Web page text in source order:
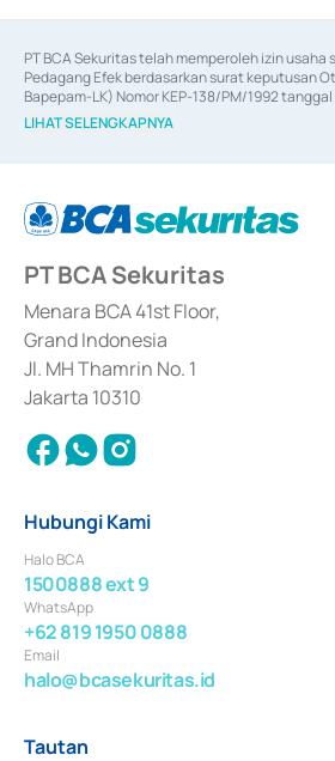
PT BCA Sekuritas telah memperoleh izin usaha
Pedagang Efek berdasarkan surat keputusan
Bapepam-LK) Nomor KEP-138/PM/1992 tanggal
06/D.04/2014 tanggal 28 Februari 2014, izin
Efek berdasarkan surat keputusan Otoritas Jasa
berdasarkan surat keputusan Otoritas Jasa
67/PM.21/2017 tanggal 3 Februari 2017, dan
Sertifikat Deposito di Pasar Uang yang izinnya
dan izin usaha lainnya dari Bank Indonesia
Penerbitan, Transaksi, serta Penatausahaan
Surat Berharga Komersial yang izinnya
LIHAT SELENGKAPNYA
PT BCA Sekuritas
Menara BCA 41st Floor,
Grand Indonesia
Jl. MH Thamrin No. 1
Jakarta 10310
Hubungi Kami
Halo BCA
1500888 ext 9
WhatsApp
+62 819 1950 0888
Email
halo@bcasekuritas.id
Tautan